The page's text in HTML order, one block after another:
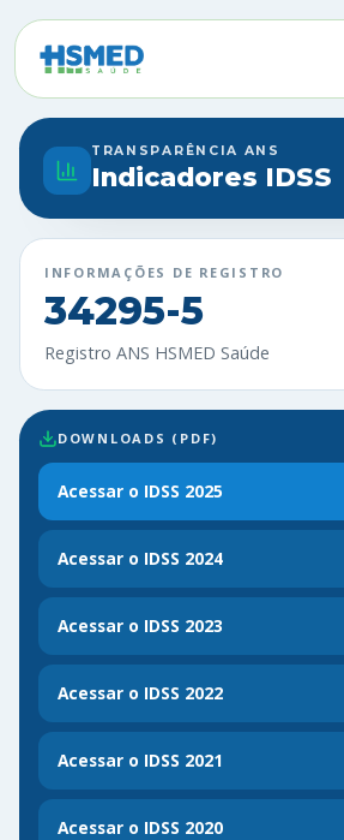
TRANSPARÊNCIA ANS
Indicadores IDSS
INFORMAÇÕES DE REGISTRO
34295-5
Registro ANS HSMED Saúde
DOWNLOADS (PDF)
Acessar o IDSS 2025
Acessar o IDSS 2024
Acessar o IDSS 2023
Acessar o IDSS 2022
Acessar o IDSS 2021
Acessar o IDSS 2020